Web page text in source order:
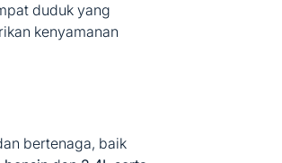
duduk yang
kenyamanan
bertenaga, baik